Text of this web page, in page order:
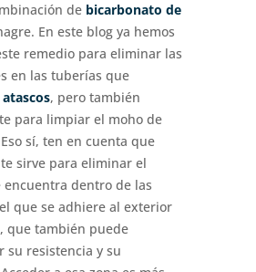
de bicarbonato de
En este blog ya hemos
remedio para eliminar las
en las tuberías que
atascos, pero también
para limpiar el moho de
sí, ten en cuenta que
sirve para eliminar el
encuentra dentro de las
que se adhiere al exterior
que también puede
su resistencia y su